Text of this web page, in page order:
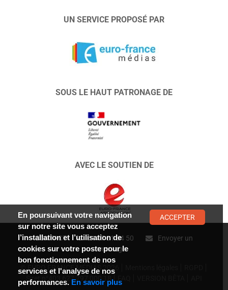
UN SERVICE PROPOSÉ PAR
SOUS LE HAUT PATRONAGE DE
AVEC LE SOUTIEN DE
CONTACT : 01 47 01 34 50
Envoyer un
message
© EURO FRANCE MÉDIAS 2026
Siret n°403 627 797 000 18
En poursuivant votre navigation
sur notre site vous acceptez
l’installation et l’utilisation de
cookies sur votre poste pour le
bon fonctionnement de nos
services et l'analyse de nos
performances. En savoir plus
ACCEPTER